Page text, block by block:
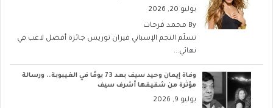
يوليو 20, 2026
By محمد فرحات
تسلّم النجم الإسباني فيران توريس جائزة أفضل لاعب في
نهائي...
وفاة إيمان وحيد سيف بعد 73 يومًا في الغيبوبة.. ورسالة
مؤثرة من شقيقها أشرف سيف
يوليو 9, 2026